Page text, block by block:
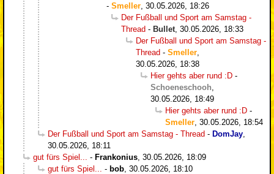
- Smeller 30.05.2026, 18:26
Der Fußball und Sport am Samstag -
Thread - Bullet 30.05.2026, 18:33
Der Fußball und Sport am Samstag -
Thread - Smeller
30.05.2026, 18:38
Hier gehts aber rund :D -
Schoeneschooh
30.05.2026, 18:49
Hier gehts aber rund :D -
Smeller 30.05.2026, 18:54
Der Fußball und Sport am Samstag - Thread - DomJay
30.05.2026, 18:11
gut fürs Spiel...
- Frankonius 30.05.2026, 18:09
gut fürs Spiel...
- bob 30.05.2026, 18:10